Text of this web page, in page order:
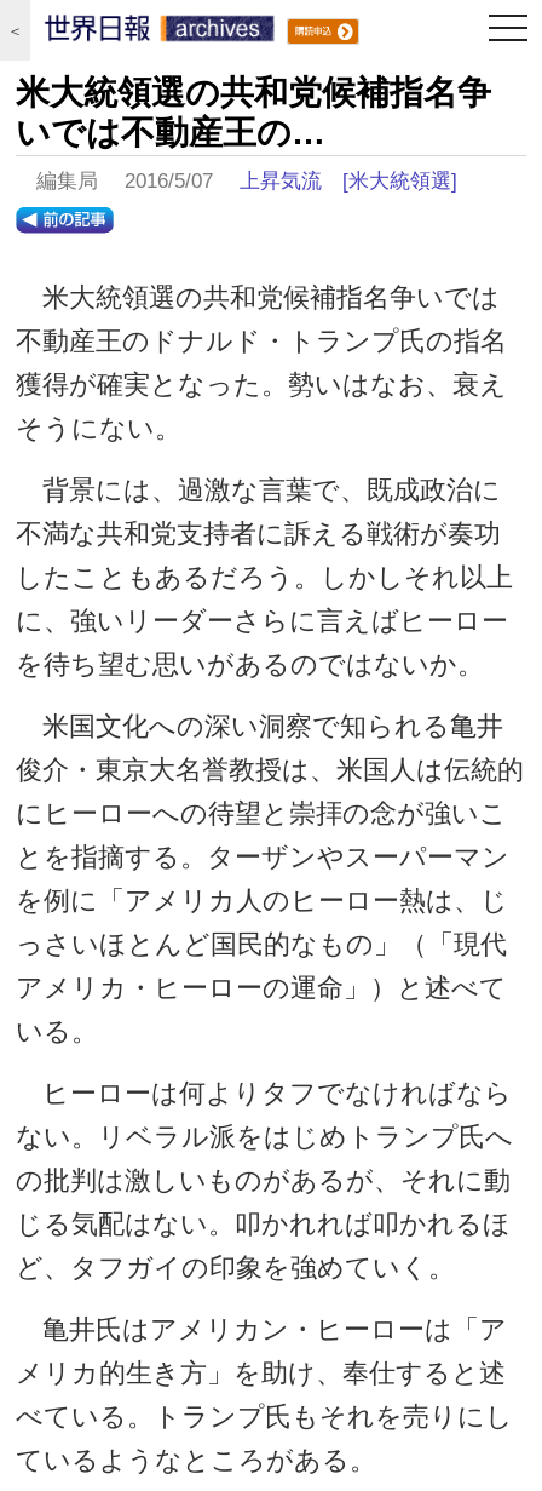
＜
米大統領選の共和党候補指名争
いでは不動産王の…
編集局 2016/5/07上昇気流 [米大統領選]
米大統領選の共和党候補指名争いでは
不動産王のドナルド・トランプ氏の指名
獲得が確実となった。勢いはなお、衰え
そうにない。
背景には、過激な言葉で、既成政治に
不満な共和党支持者に訴える戦術が奏功
したこともあるだろう。しかしそれ以上
に、強いリーダーさらに言えばヒーロー
を待ち望む思いがあるのではないか。
米国文化への深い洞察で知られる亀井
俊介・東京大名誉教授は、米国人は伝統的
にヒーローへの待望と崇拝の念が強いこ
とを指摘する。ターザンやスーパーマン
を例に「アメリカ人のヒーロー熱は、じ
っさいほとんど国民的なもの」（「現代
アメリカ・ヒーローの運命」）と述べて
いる。
ヒーローは何よりタフでなければなら
ない。リベラル派をはじめトランプ氏へ
の批判は激しいものがあるが、それに動
じる気配はない。叩かれれば叩かれるほ
ど、タフガイの印象を強めていく。
亀井氏はアメリカン・ヒーローは「ア
メリカ的生き方」を助け、奉仕すると述
べている。トランプ氏もそれを売りにし
ているようなところがある。